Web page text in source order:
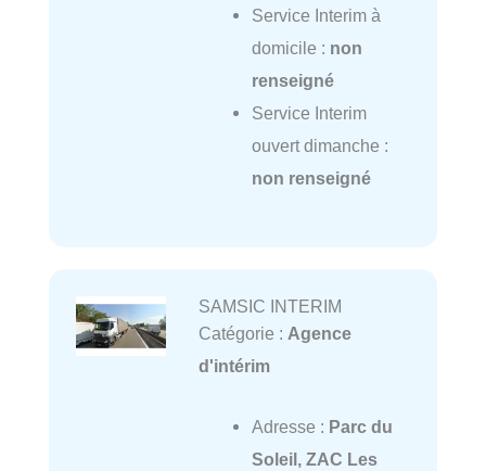
Service Interim à
domicile : non
renseigné
Service Interim
ouvert dimanche :
non renseigné
SAMSIC INTERIM
Catégorie : Agence
d'intérim
Adresse : Parc du
Soleil, ZAC Les